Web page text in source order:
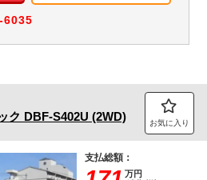
6035
ク DBF-S402U (2WD) お気に入り
支払総額：
万円